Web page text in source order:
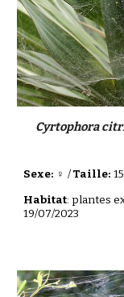
Cyrtophora
Sexe: ♀/Taille:
Habitat: plantes
19/07/2023